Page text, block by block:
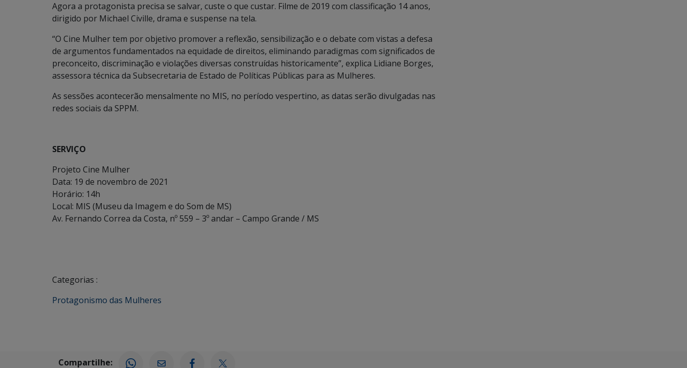
Agora a protagonista precisa se salvar, custe o que custar. Filme de 2019 com classificação 14 anos,
dirigido por Michael Civille, drama e suspense na tela.
“O Cine Mulher tem por objetivo promover a reflexão, sensibilização e o debate com vistas a defesa
de argumentos fundamentados na equidade de direitos, eliminando paradigmas com significados de
preconceito, discriminação e violações diversas construídas historicamente”, explica Lidiane Borges,
assessora técnica da Subsecretaria de Estado de Políticas Públicas para as Mulheres.
As sessões acontecerão mensalmente no MIS, no período vespertino, as datas serão divulgadas nas
redes sociais da SPPM.
SERVIÇO
Projeto Cine Mulher
Data: 19 de novembro de 2021
Horário: 14h
Local: MIS (Museu da Imagem e do Som de MS)
Av. Fernando Correa da Costa, nº 559 – 3º andar – Campo Grande / MS
Categorias :
Protagonismo das Mulheres
Compartilhe: